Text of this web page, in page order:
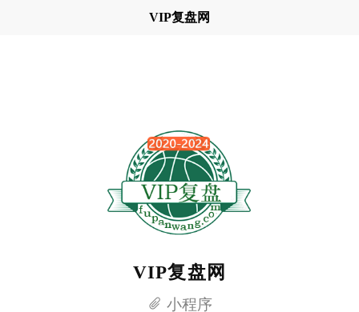
VIP复盘网
VIP复盘网
小程序